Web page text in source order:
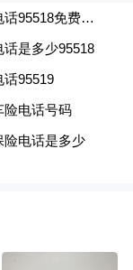
戴着头盔的
机记录下他
子小心翼翼
，并将老人
全程无人冷
清家属联系